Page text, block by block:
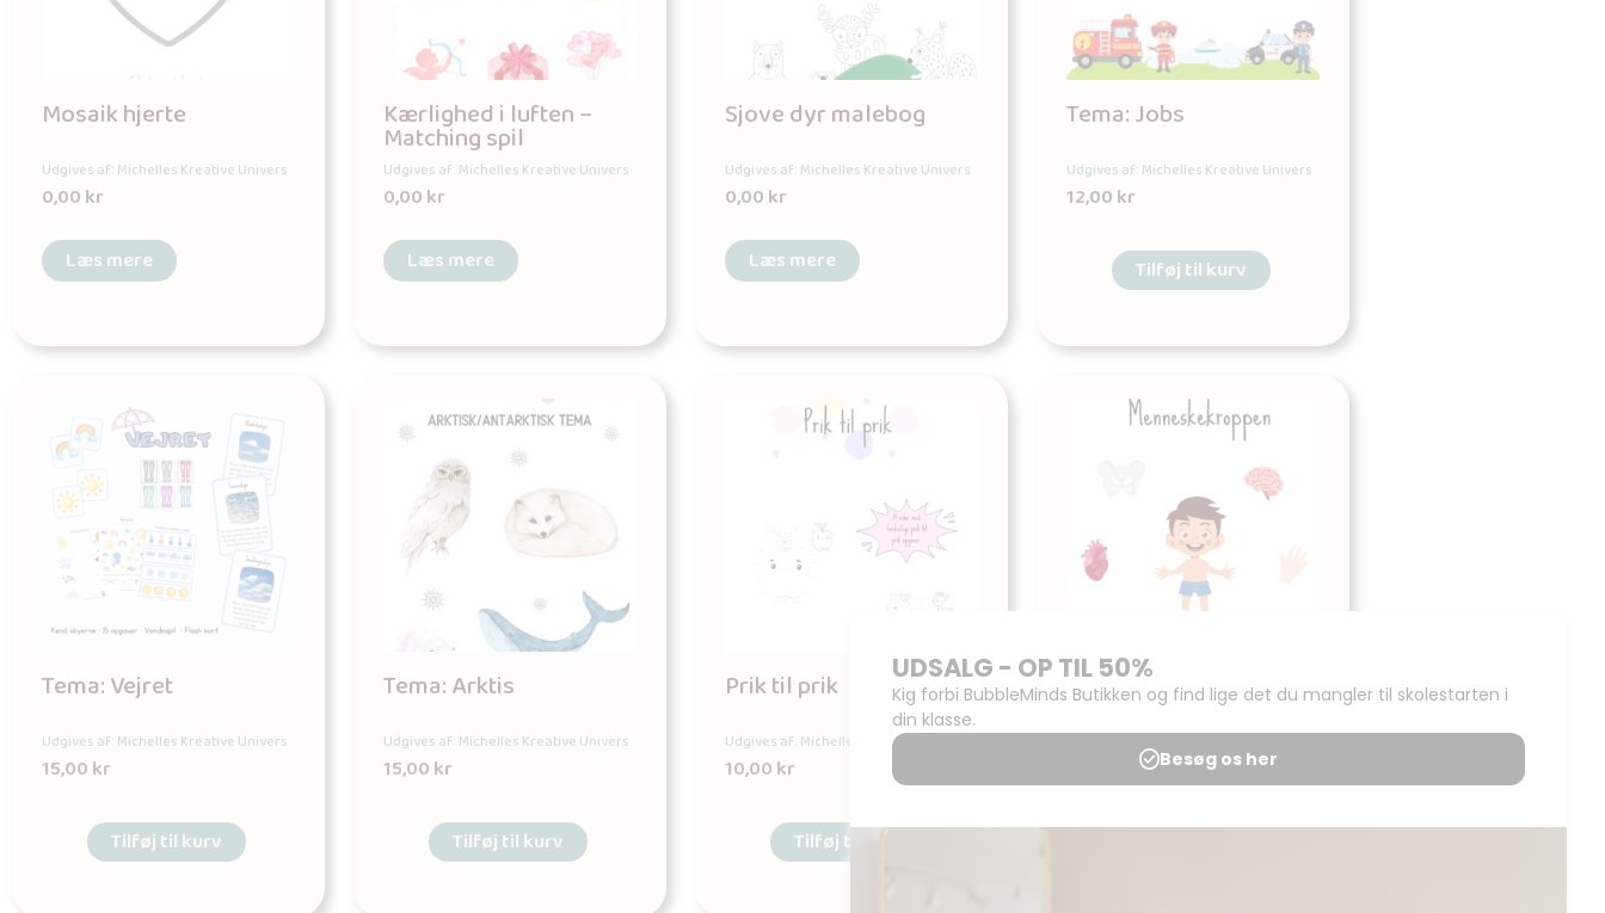
Mosaik hjerte
Udgives af: Michelles Kreative Univers
0,00kr
Læs mere
Kærlighed i luften –
Matching spil
Udgives af: Michelles Kreative Univers
0,00kr
Læs mere
Sjove dyr malebog
Udgives af: Michelles Kreative Univers
0,00kr
Læs mere
Tema: Jobs
Udgives af: Michelles Kreative Univers
12,00kr
Tilføj til kurv
Tema: Vejret
Udgives af: Michelles Kreative Univers
15,00kr
Tilføj til kurv
Tema: Arktis
Udgives af: Michelles Kreative Univers
15,00kr
Tilføj til kurv
Prik til prik
Udgives af: Michelles Kreative Univers
10,00kr
Tilføj til kurv
Tema:
Menneskekroppen